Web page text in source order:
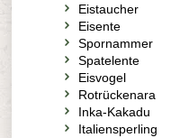
Eistaucher
Eisente
Spornammer
Spatelente
Eisvogel
Rotrückenara
Inka-Kakadu
Italiensperling